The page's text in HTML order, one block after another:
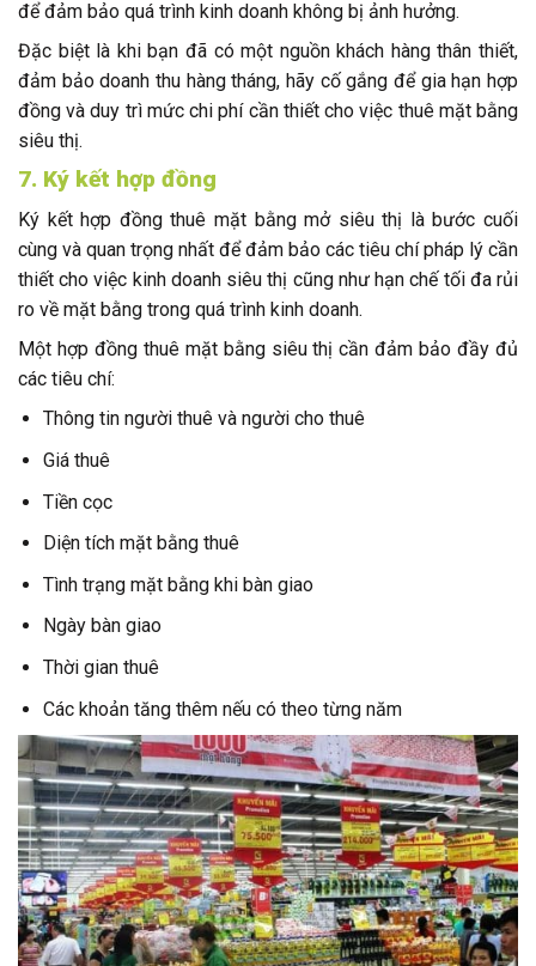
để đảm bảo quá trình kinh doanh không bị ảnh hưởng.
Đặc biệt là khi bạn đã có một nguồn khách hàng thân thiết,
đảm bảo doanh thu hàng tháng, hãy cố gắng để gia hạn hợp
đồng và duy trì mức chi phí cần thiết cho việc thuê mặt bằng
siêu thị.
7. Ký kết hợp đồng
Ký kết hợp đồng thuê mặt bằng mở siêu thị là bước cuối
cùng và quan trọng nhất để đảm bảo các tiêu chí pháp lý cần
thiết cho việc kinh doanh siêu thị cũng như hạn chế tối đa rủi
ro về mặt bằng trong quá trình kinh doanh.
Một hợp đồng thuê mặt bằng siêu thị cần đảm bảo đầy đủ
các tiêu chí:
Thông tin người thuê và người cho thuê
Giá thuê
Tiền cọc
Diện tích mặt bằng thuê
Tình trạng mặt bằng khi bàn giao
Ngày bàn giao
Thời gian thuê
Các khoản tăng thêm nếu có theo từng năm